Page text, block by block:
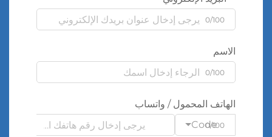
الهاتف المحمول / واتساب
Code